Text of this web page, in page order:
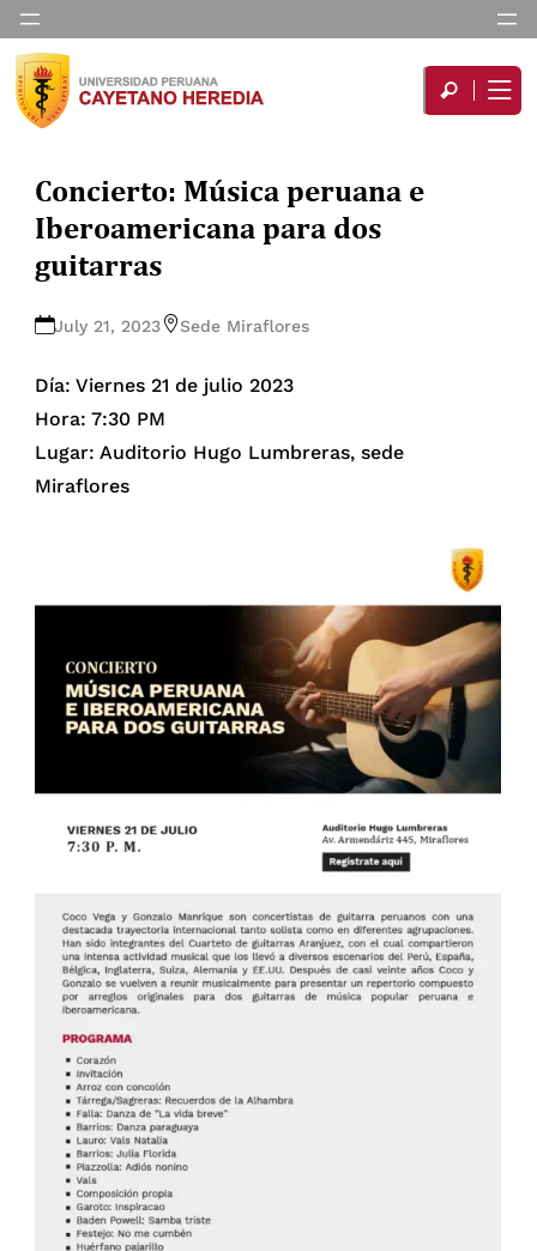
Concierto: Música peruana e
Iberoamericana para dos
guitarras
July 21, 2023 Sede Miraflores
Día: Viernes 21 de julio 2023
Hora: 7:30 PM
Lugar: Auditorio Hugo Lumbreras, sede
Miraflores